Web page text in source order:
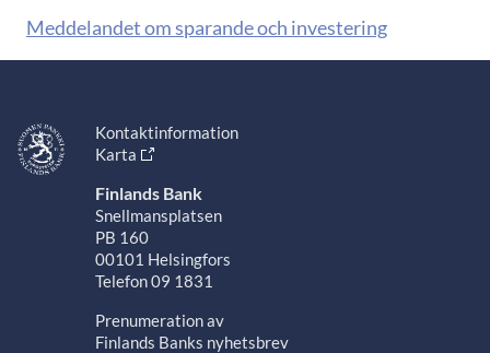
Meddelandet om sparande och investering
Kontaktinformation
Karta
Finlands Bank
Snellmansplatsen
PB 160
00101 Helsingfors
Telefon 09 1831
Prenumeration av
Finlands Banks nyhetsbrev